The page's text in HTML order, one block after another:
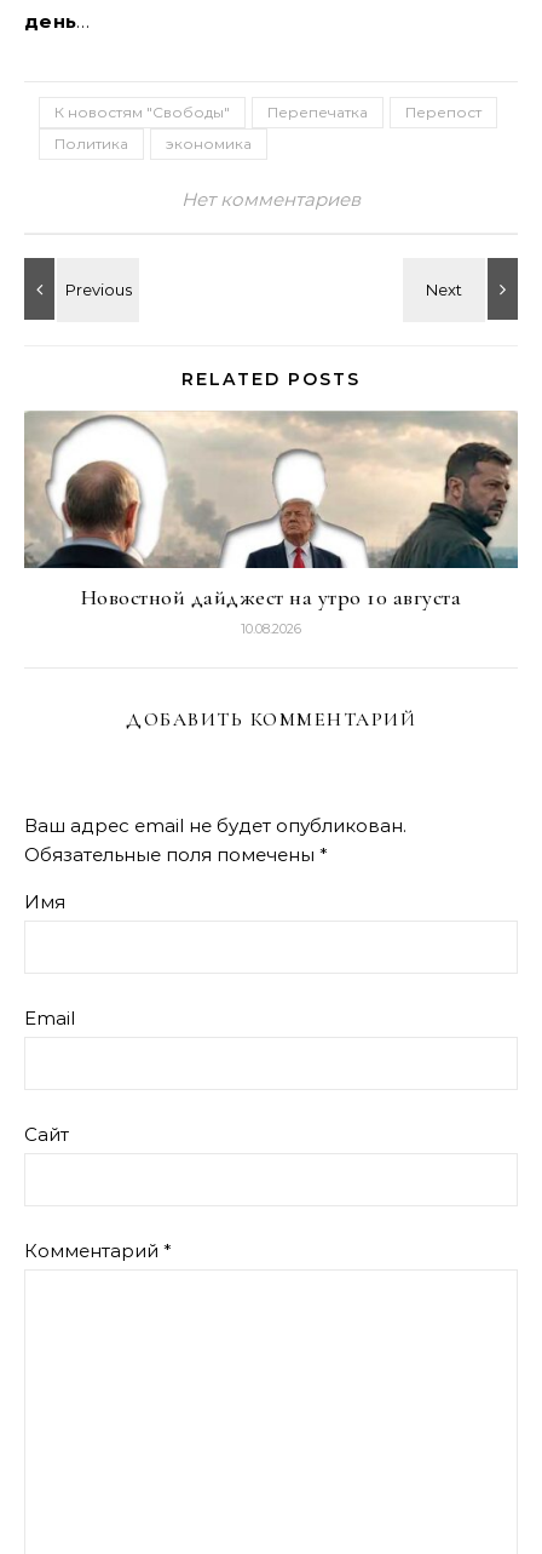
день…
К новостям "Свободы" Перепечатка
Перепост
Политика
экономика
Нет комментариев
RELATED POSTS
Новостной дайджест на утро 10 августа
10.08.2026
ДОБАВИТЬ КОММЕНТАРИЙ
Ваш адрес email не будет опубликован.
Обязательные поля помечены *
Имя
Email
Сайт
Комментарий *